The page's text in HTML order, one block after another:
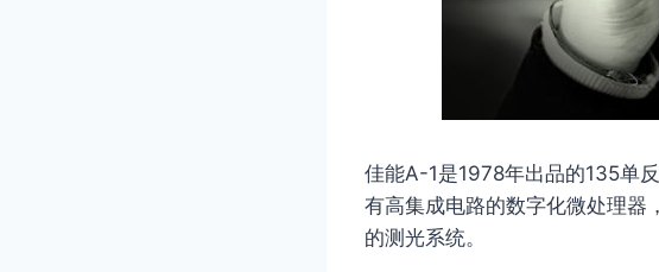
佳能A-1是1978年出品的135单
有高集成电路的数字化微处理器
的测光系统。